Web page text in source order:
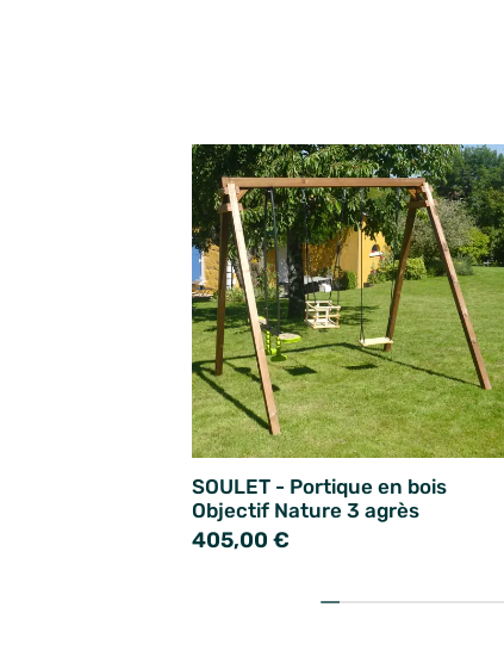
SOULET - Portique en bois
Objectif Nature 3 agrès
405,00 €